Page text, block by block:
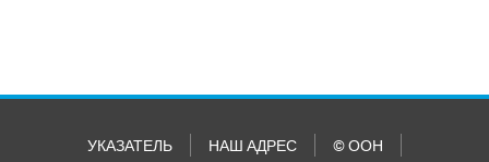
УКАЗАТЕЛЬ НАШ АДРЕС © ООН